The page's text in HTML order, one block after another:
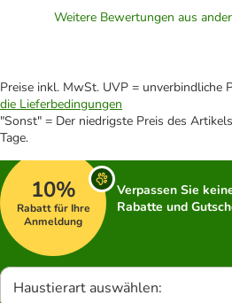
Weitere Bewertungen aus
Preise inkl. MwSt. UVP = unverbindliche
die Lieferbedingungen
"Sonst" = Der niedrigste Preis des
Tage.
10%
Rabatt für Ihre
Anmeldung
Verpassen Sie
Rabatte und
Haustierart auswählen: